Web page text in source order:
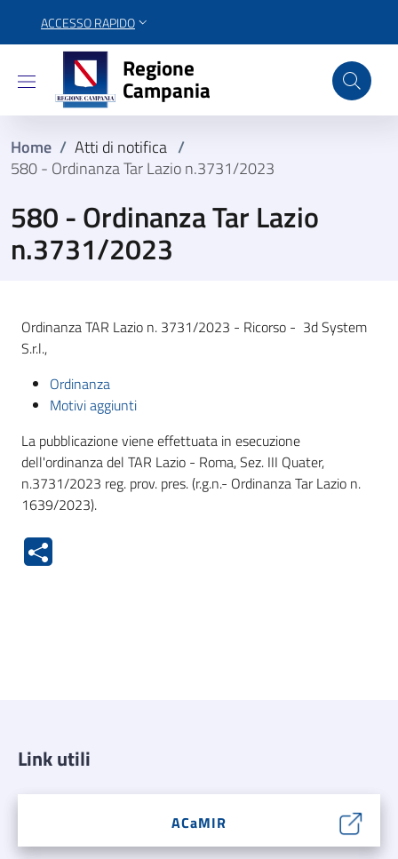
ACCESSO RAPIDO
Regione Campania
Regione
Campania
Home / Atti di notifica /
580 - Ordinanza Tar Lazio n.3731/2023
580 - Ordinanza Tar Lazio
n.3731/2023
Ordinanza TAR Lazio n. 3731/2023 - Ricorso - 3d System
S.r.l.,
Ordinanza
Motivi aggiunti
La pubblicazione viene effettuata in esecuzione
dell'ordinanza del TAR Lazio - Roma, Sez. III Quater,
n.3731/2023 reg. prov. pres. (r.g.n.- Ordinanza Tar Lazio n.
1639/2023).
Link utili
ACaMIR